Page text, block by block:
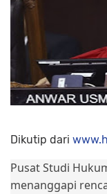
Dikutip dari
Pusat Studi
menanggapi